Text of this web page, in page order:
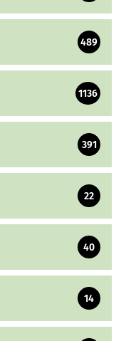
489
1136
391
22
40
14